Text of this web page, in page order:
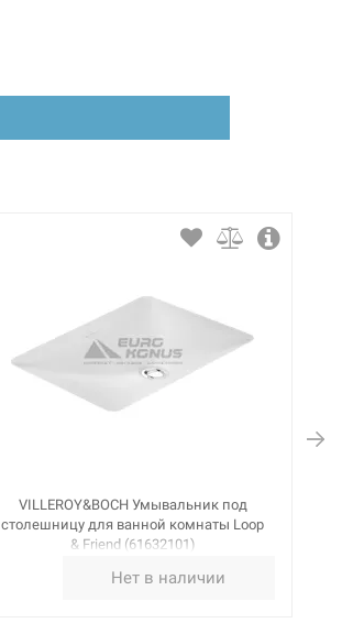
VILLEROY&BOCH Умывальник под
столешницу для ванной комнаты Loop
& Friend (61632101)
Нет в наличии